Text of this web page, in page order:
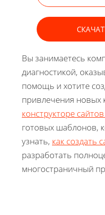
Вы занимаетесь
диагностикой,
помощь и хотите
привлечения новых
конструкторе
готовых шаблонов,
узнать, как создать
разработать
многостраничный